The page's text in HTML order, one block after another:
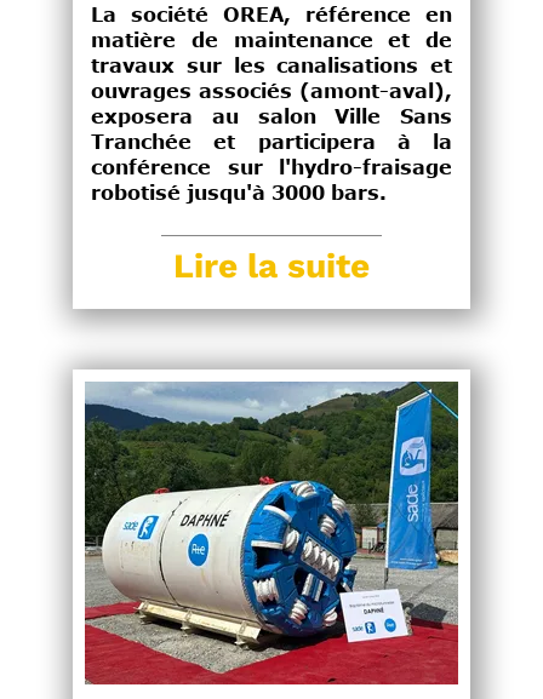
La société OREA, référence en
matière de maintenance et de
travaux sur les canalisations et
ouvrages associés (amont-aval),
exposera au salon Ville Sans
Tranchée et participera à la
conférence sur l'hydro-fraisage
robotisé jusqu'à 3000 bars.
Lire la suite